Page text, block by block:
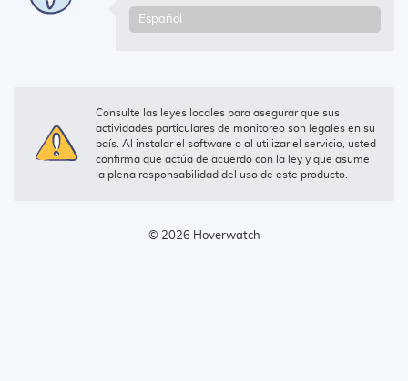
Consulte las leyes locales para asegurar que sus
actividades particulares de monitoreo son legales en su
país. Al instalar el software o al utilizar el servicio, usted
confirma que actúa de acuerdo con la ley y que asume
la plena responsabilidad del uso de este producto.
© 2026 Hoverwatch